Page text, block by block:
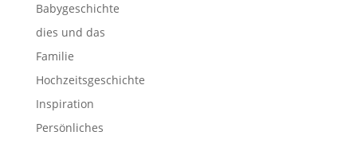
Babygeschichte
dies und das
Familie
Hochzeitsgeschichte
Inspiration
Persönliches